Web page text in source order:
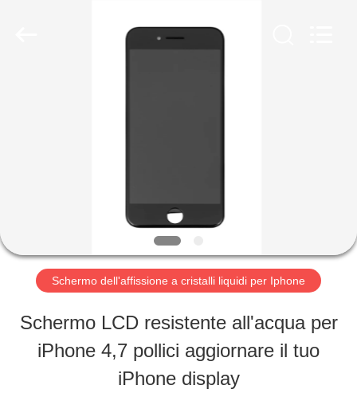
CHI
SIAMO
FATORY
Schermo dell'affissione a cristalli liquidi per Iphone
Schermo LCD resistente all'acqua per
iPhone 4,7 pollici aggiornare il tuo
iPhone display